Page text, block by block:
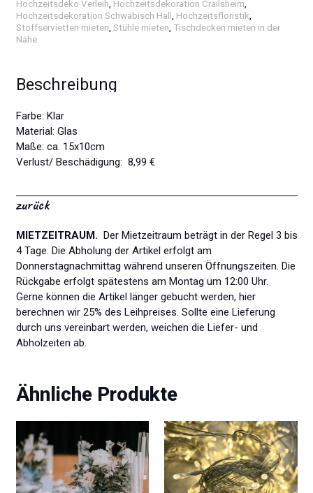
Hochzeitsdeko Verleih, Hochzeitsdekoration Crailsheim,
Hochzeitsdekoration Schwäbisch Hall, Hochzeitsfloristik,
Stoffservietten mieten, Stühle mieten, Tischdecken mieten in der
Nähe
Beschreibung
Farbe: Klar
Material: Glas
Maße: ca. 15x10cm
Verlust/ Beschädigung: 8,99 €
zurück
MIETZEITRAUM. Der Mietzeitraum beträgt in der Regel 3 bis
4 Tage. Die Abholung der Artikel erfolgt am
Donnerstagnachmittag während unseren Öffnungszeiten. Die
Rückgabe erfolgt spätestens am Montag um 12:00 Uhr.
Gerne können die Artikel länger gebucht werden, hier
berechnen wir 25% des Leihpreises. Sollte eine Lieferung
durch uns vereinbart werden, weichen die Liefer- und
Abholzeiten ab.
Ähnliche Produkte